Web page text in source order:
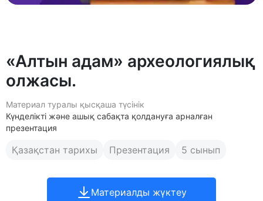
«Алтын адам» археологиялық
олжасы.
Материал туралы қысқаша түсінік
Күнделікті және ашық сабақта қолдануға арналған
презентация
Қазақстан тарихы Презентация 5 сынып
Материалды жүктеу